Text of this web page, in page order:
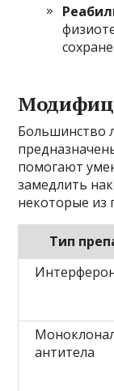
Большинство
помогают
замедлить
некоторые из
Тип
антитела